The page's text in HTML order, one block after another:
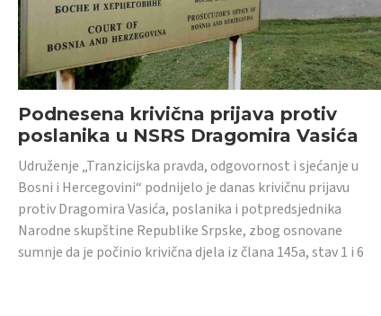
Podnesena krivična prijava protiv
poslanika u NSRS Dragomira Vasića
Udruženje „Tranzicijska pravda, odgovornost i sjećanje u
Bosni i Hercegovini“ podnijelo je danas krivičnu prijavu
protiv Dragomira Vasića, poslanika i potpredsjednika
Narodne skupštine Republike Srpske, zbog osnovane
sumnje da je počinio krivična djela iz člana 145a, stav 1 i 6